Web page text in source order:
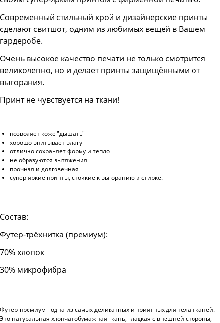
Современный стильный крой и дизайнерские принты
сделают свитшот, одним из любимых вещей в Вашем
гардеробе.
Очень высокое качество печати не только смотрится
великолепно, но и делает принты защищёнными от
выгорания.
Принт не чувствуется на ткани!
позволяет коже "дышать"
хорошо впитывает влагу
отлично сохраняет форму и тепло
не образуются вытяжения
прочная и долговечная
супер-яркие принты, стойкие к выгоранию и стирке.
Состав:
Футер-трёхнитка (премиум):
70% хлопок
30% микрофибра
Футер-премиум - одна из самых деликатных и приятных для тела тканей.
Это натуральная хлопчатобумажная ткань, гладкая с внешней стороны,